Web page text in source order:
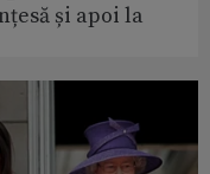
și apoi la